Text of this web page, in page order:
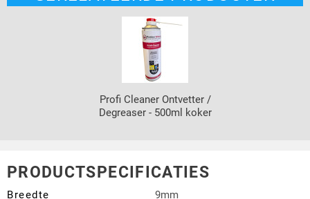
Profi Cleaner Ontvetter /
Degreaser - 500ml koker
PRODUCTSPECIFICATIES
Breedte
9mm